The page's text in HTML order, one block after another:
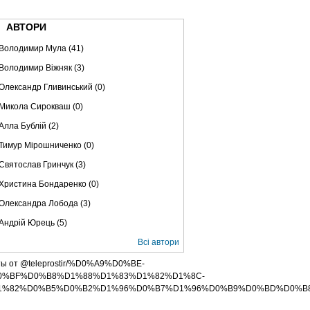
АВТОРИ
Володимир Мула (41)
Володимир Віжняк (3)
Гливинський (0)
Микола Сирокваш (0)
Бублій (2)
Мірошниченко (0)
Гринчук (3)
Бондаренко (0)
Лобода (3)
Юрець (5)
Всі автори
от @teleprostir/%D0%A9%D0%BE-